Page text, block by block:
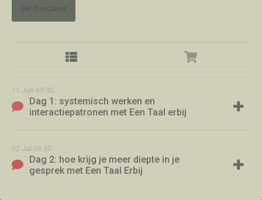
Get Directions
11 Jun 09:30
Dag 1: systemisch werken en
interactiepatronen met Een Taal erbij
02 Jul 09:30
Dag 2: hoe krijg je meer diepte in je
gesprek met Een Taal Erbij